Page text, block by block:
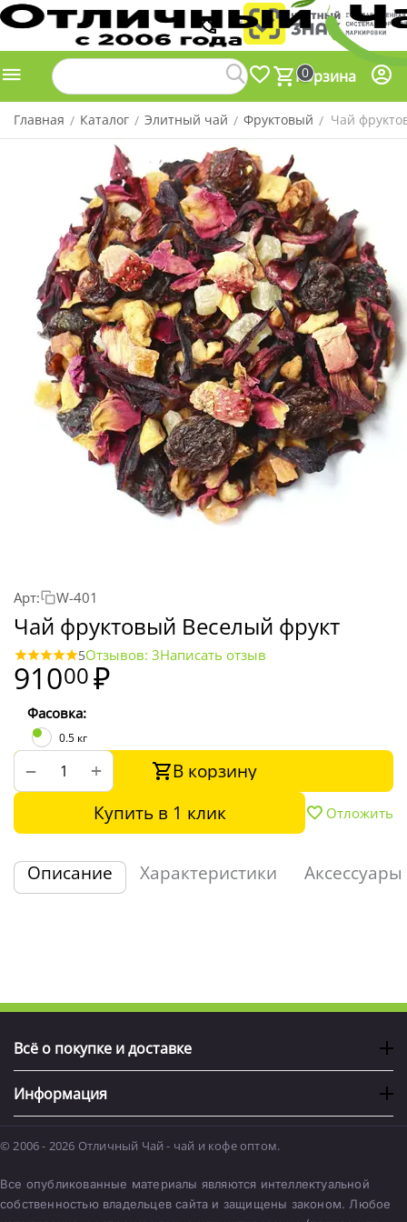
0
Корзина
Главная / Каталог / Элитный чай / Фруктовый / Чай
Арт: W-401
Чай фруктовый Веселый фрукт
5Отзывов: 3Написать отзыв
91000₽
Фасовка:
0.5 кг
+
−
В корзину
Купить в 1 клик
Отложить
Описание Характеристики Аксессуары
Всё о покупке и доставке
Информация
© 2006 - 2026 Отличный Чай - чай и кофе оптом.
Все опубликованные материалы являются интеллектуальной
собственностью владельцев сайта и защищены законом. Любое